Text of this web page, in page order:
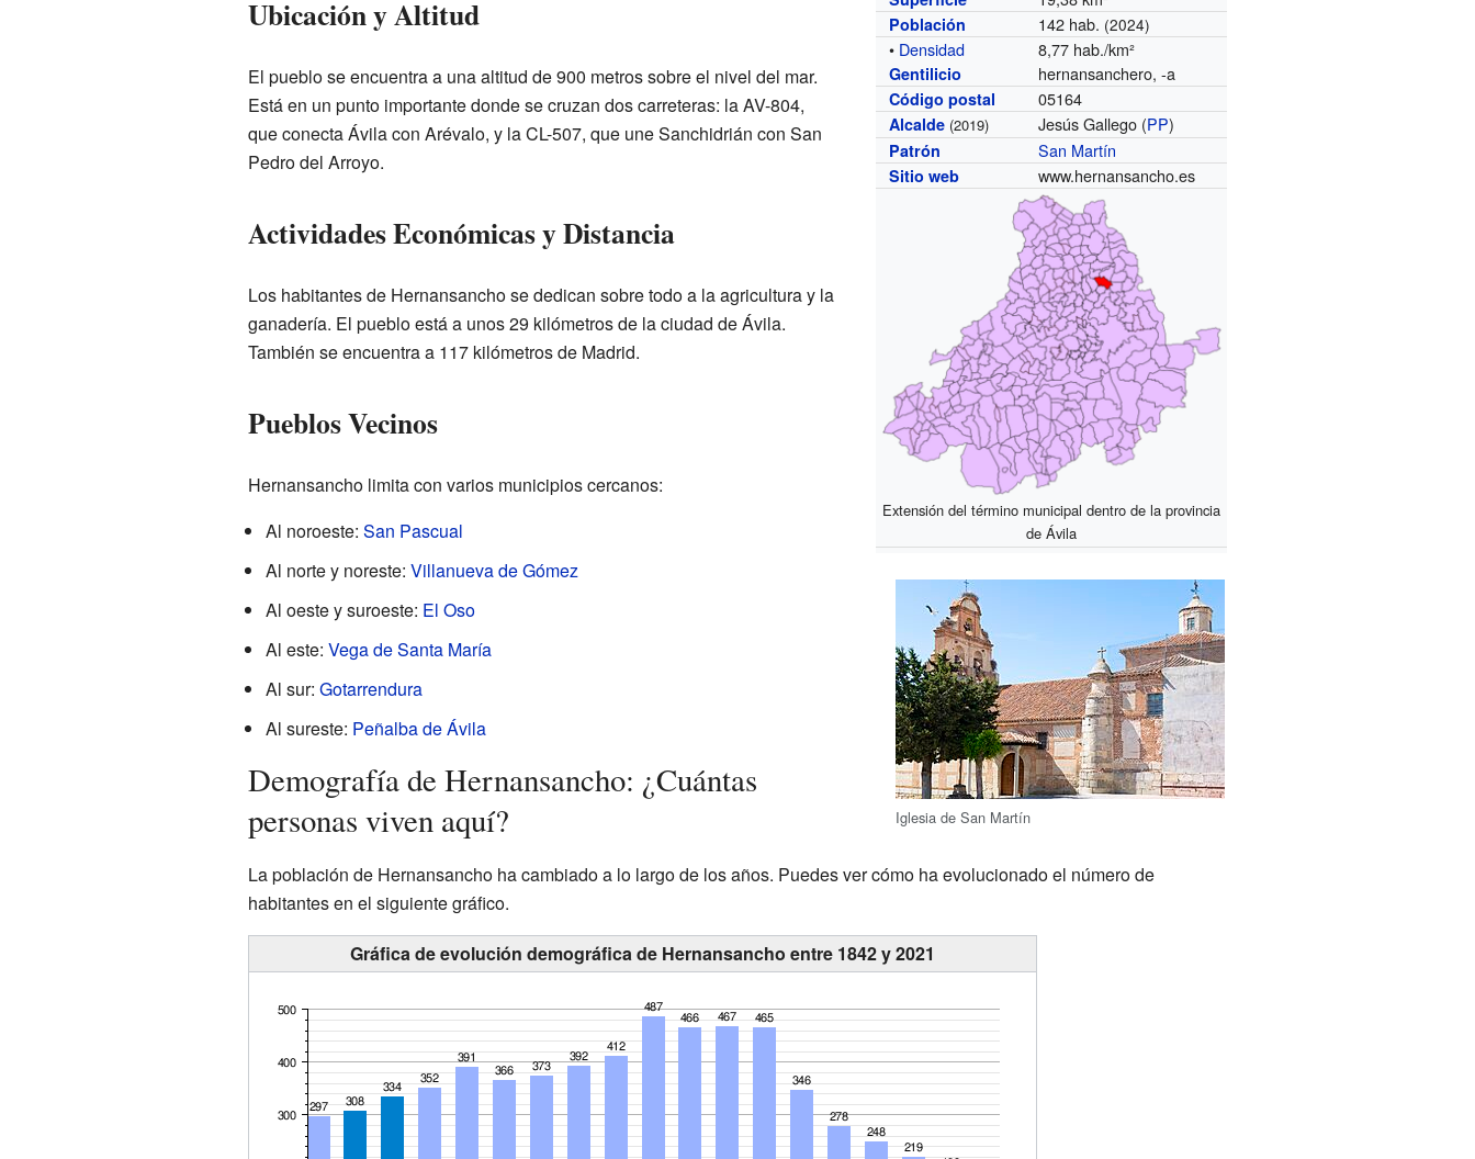
Población 142 hab. (2024)
• Densidad 8,77 hab./km²
Gentilicio hernansanchero, -a
Código postal 05164
Alcalde (2019) Jesús Gallego (PP)
Patrón San Martín
Sitio web www.hernansancho.es
Extensión del término municipal dentro de la provincia
de Ávila
Iglesia de San Martín
Ubicación y Altitud
El pueblo se encuentra a una altitud de 900 metros sobre el nivel del mar.
Está en un punto importante donde se cruzan dos carreteras: la AV-804,
que conecta Ávila con Arévalo, y la CL-507, que une Sanchidrián con San
Pedro del Arroyo.
Actividades Económicas y Distancia
Los habitantes de Hernansancho se dedican sobre todo a la agricultura y la
ganadería. El pueblo está a unos 29 kilómetros de la ciudad de Ávila.
También se encuentra a 117 kilómetros de Madrid.
Pueblos Vecinos
Hernansancho limita con varios municipios cercanos:
Al noroeste: San Pascual
Al norte y noreste: Villanueva de Gómez
Al oeste y suroeste: El Oso
Al este: Vega de Santa María
Al sur: Gotarrendura
Al sureste: Peñalba de Ávila
Demografía de Hernansancho: ¿Cuántas
personas viven aquí?
La población de Hernansancho ha cambiado a lo largo de los años. Puedes ver cómo ha evolucionado el número de
habitantes en el siguiente gráfico.
Gráfica de evolución demográfica de Hernansancho entre 1842 y 2021